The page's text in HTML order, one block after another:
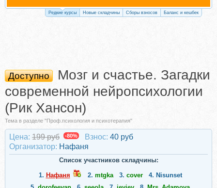
Редкие курсы Новые складчины Сборы взносов Баланс и кешбек
Доступно
Мозг и счастье. Загадки
современной нейропсихологии
(Рик Хансон)
Тема в разделе "Проф.психология и психотерапия"
Цена: 199 руб -80% Взнос: 40 руб
Организатор: Нафаня
Список участников складчины:
1. Нафаня 2. mtgka 3. cover 4. Nisunset